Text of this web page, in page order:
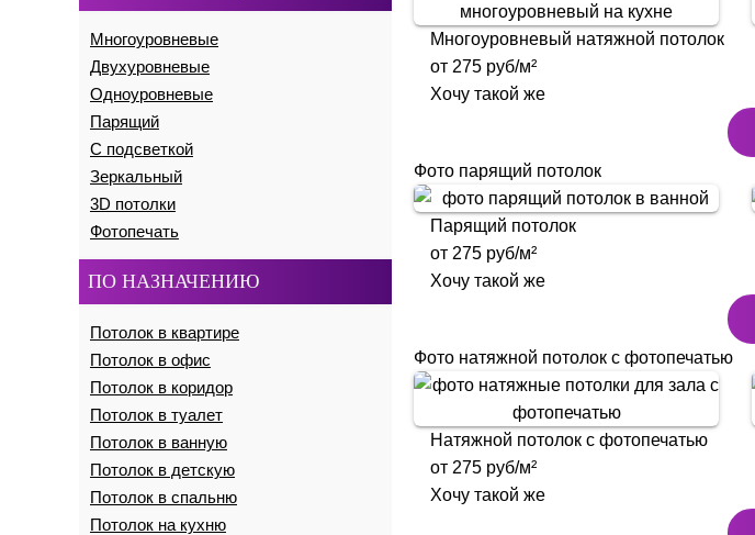
Многоуровневый натяжной потолок
от 275 руб/м²
Хочу такой же
Фото парящий потолок
Парящий потолок
от 275 руб/м²
Хочу такой же
Фото натяжной потолок с фотопечатью
Натяжной потолок с фотопечатью
от 275 руб/м²
Хочу такой же
Многоуровневые
Двухуровневые
Одноуровневые
Парящий
С подсветкой
Зеркальный
3D потолки
Фотопечать
ПО НАЗНАЧЕНИЮ
Потолок в квартире
Потолок в офис
Потолок в коридор
Потолок в туалет
Потолок в ванную
Потолок в детскую
Потолок в спальню
Потолок на кухню